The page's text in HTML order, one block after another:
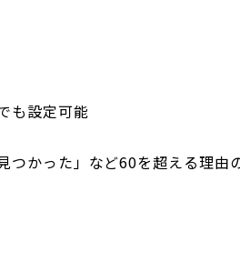
も設定可能
かった」など60を超える理由